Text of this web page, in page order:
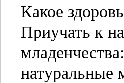
Какое
Приучать к
натуральные